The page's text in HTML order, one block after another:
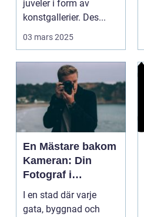
juveler i form av
konstgallerier. Des...
03 mars 2025
En Mästare bakom
Kameran: Din
Fotograf i
Stockholm
I en stad där varje
gata, byggnad och